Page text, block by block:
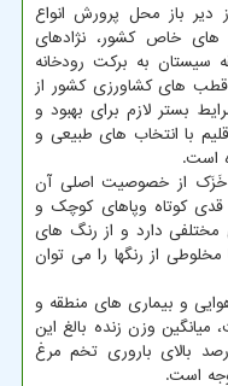
دیر باز محل پرورش انواع
های خاص کشور، نژادهای
سیستان به برکت رودخانه
قطب های کشاورزی کشور از
بستر لازم برای بهبود و
با انتخاب های طبیعی و
است.
خَزَک از خصوصیت اصلی آن
کوتاه وپاهای کوچک و
دارد و از رنگ های
از رنگها را می توان
و بیماری های منطقه و
وزن زنده بالغ این
درصد بالای باروری تخم مرغ
است.